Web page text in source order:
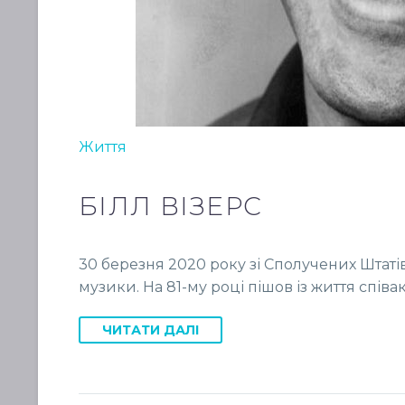
Життя
БІЛЛ ВІЗЕРС
30 березня 2020 року зі Сполучених
музики. На 81-му році пішов із життя
ЧИТАТИ ДАЛІ